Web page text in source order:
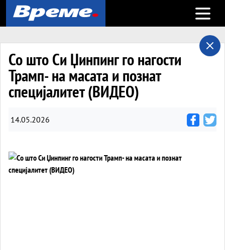
Open
Со што Си Џинпинг го нагости
Трамп- на масата и познат
специјалитет (ВИДЕО)
14.05.2026